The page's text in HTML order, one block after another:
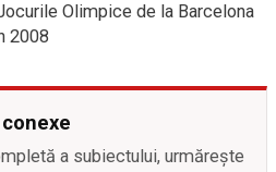
Olimpice de la Barcelona
2008
a subiectului, urmărește